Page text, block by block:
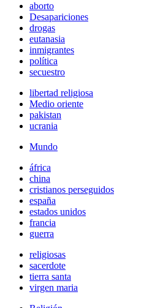
aborto
Desapariciones
drogas
eutanasia
inmigrantes
política
secuestro
libertad religiosa
Medio oriente
pakistan
ucrania
Mundo
áfrica
china
cristianos perseguidos
españa
estados unidos
francia
guerra
religiosas
sacerdote
tierra santa
virgen maria